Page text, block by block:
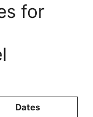
for
Dates